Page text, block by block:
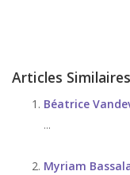
Articles
Béatrice
...
Myriam